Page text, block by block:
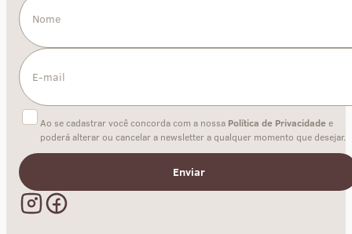
Ao se cadastrar você concorda com a nossa Política de Privacidade e
poderá alterar ou cancelar a newsletter a qualquer momento que desejar.
Enviar